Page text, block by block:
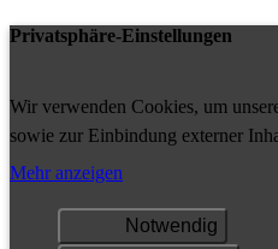
Privatsphäre-Einstellungen
Wir verwenden Cookies, um
sowie zur Einbindung externer
Ihrem Gerät gespeichert und/oder
Mehr anzeigen
Notwendig